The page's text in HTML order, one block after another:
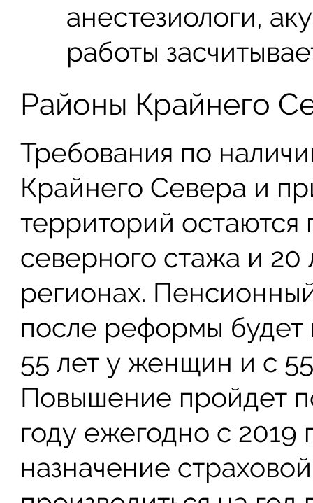
анестезиологи,
работы
Районы Крайнего
Требования по
Крайнего Севера и
территорий остаются
северного стажа и
регионах.
после реформы
55 лет у женщин и с
Повышение пройдет
году ежегодно с 2019
назначение